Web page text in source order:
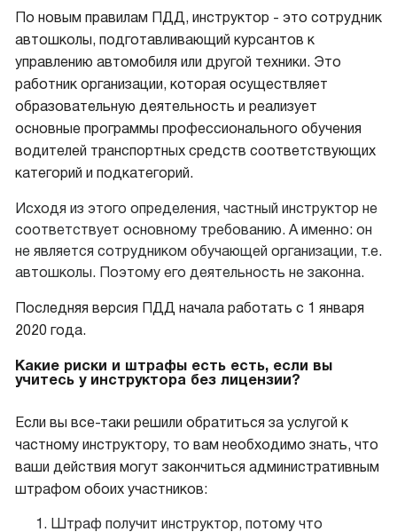
По новым правилам ПДД, инструктор - это сотрудник
автошколы, подготавливающий курсантов к
управлению автомобиля или другой техники. Это
работник организации, которая осуществляет
образовательную деятельность и реализует
основные программы профессионального обучения
водителей транспортных средств соответствующих
категорий и подкатегорий.
Исходя из этого определения, частный инструктор не
соответствует основному требованию. А именно: он
не является сотрудником обучающей организации, т.е.
автошколы. Поэтому его деятельность не законна.
Последняя версия ПДД начала работать с 1 января
2020 года.
Какие риски и штрафы есть есть, если вы
учитесь у инструктора без лицензии?
Если вы все-таки решили обратиться за услугой к
частному инструктору, то вам необходимо знать, что
ваши действия могут закончиться административным
штрафом обоих участников:
Штраф получит инструктор, потому что